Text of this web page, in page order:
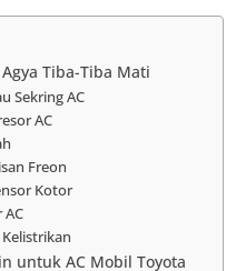
Tiba-Tiba Mati
Sekring AC
AC
Freon
Kotor
AC
untuk AC Mobil Toyota